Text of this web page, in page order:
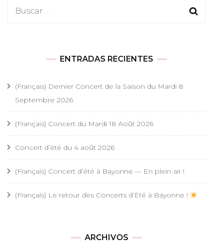
Buscar:
ENTRADAS RECIENTES
(Français) Dernier Concert de la Saison du Mardi 8
Septembre 2026
(Français) Concert du Mardi 18 Août 2026
Concert d’été du 4 août 2026
(Français) Concert d’été à Bayonne — En plein air !
(Français) Le retour des Concerts d’Été à Bayonne !
ARCHIVOS